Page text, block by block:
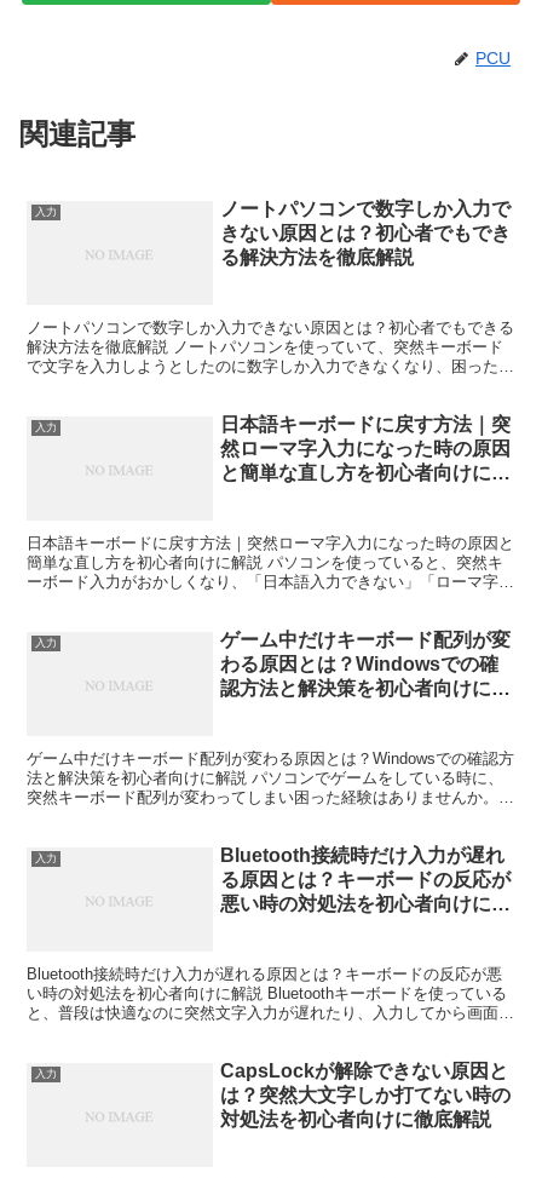
PCU
関連記事
入力
ノートパソコンで数字しか入力で
きない原因とは？初心者でもでき
る解決方法を徹底解説
ノートパソコンで数字しか入力できない原因とは？初心者でもできる
解決方法を徹底解説 ノートパソコンを使っていて、突然キーボード
で文字を入力しようとしたのに数字しか入力できなくなり、困った経
入力
日本語キーボードに戻す方法｜突
然ローマ字入力になった時の原因
と簡単な直し方を初心者向けに解
日本語キーボードに戻す方法｜突然ローマ字入力になった時の原因と
簡単な直し方を初心者向けに解説 パソコンを使っていると、突然キ
ーボード入力がおかしくなり、「日本語入力できない」「ローマ字し
入力
ゲーム中だけキーボード配列が変
わる原因とは？Windowsでの確
認方法と解決策を初心者向けに解
ゲーム中だけキーボード配列が変わる原因とは？Windowsでの確認方
法と解決策を初心者向けに解説 パソコンでゲームをしている時に、
突然キーボード配列が変わってしまい困った経験はありませんか。
入力
Bluetooth接続時だけ入力が遅れ
る原因とは？キーボードの反応が
悪い時の対処法を初心者向けに解
Bluetooth接続時だけ入力が遅れる原因とは？キーボードの反応が悪
い時の対処法を初心者向けに解説 Bluetoothキーボードを使っている
と、普段は快適なのに突然文字入力が遅れたり、入力してから画面に
入力
CapsLockが解除できない原因と
は？突然大文字しか打てない時の
対処法を初心者向けに徹底解説